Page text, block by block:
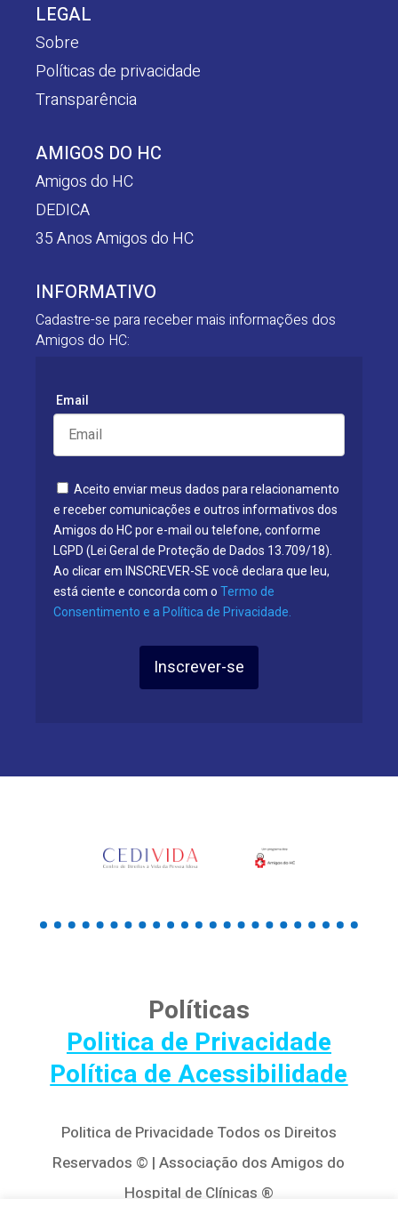
LEGAL
Sobre
Políticas de privacidade
Transparência
AMIGOS DO HC
Amigos do HC
DEDICA
35 Anos Amigos do HC
INFORMATIVO
Cadastre-se para receber mais informações dos
Amigos do HC:
Email
Aceito enviar meus dados para relacionamento
e receber comunicações e outros informativos dos
Amigos do HC por e-mail ou telefone, conforme
LGPD (Lei Geral de Proteção de Dados 13.709/18).
Ao clicar em INSCREVER-SE você declara que leu,
está ciente e concorda com o Termo de
Consentimento e a Política de Privacidade.
Inscrever-se
Políticas
Politica de Privacidade
Política de Acessibilidade
Politica de Privacidade Todos os Direitos
Reservados © | Associação dos Amigos do
Hospital de Clínicas ®